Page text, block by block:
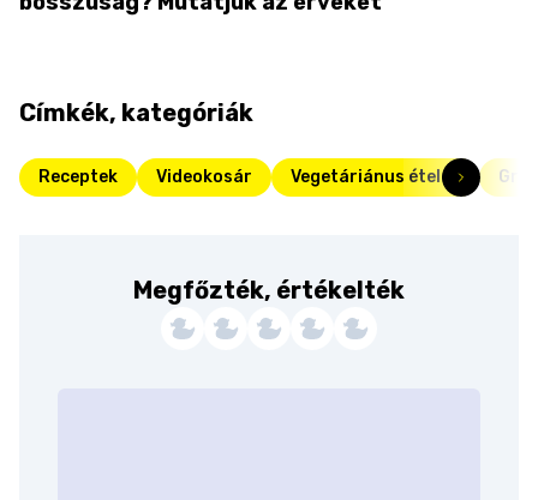
Címkék, kategóriák
Receptek Videokosár Vegetáriánus ételek
Megfőzték, értékelték